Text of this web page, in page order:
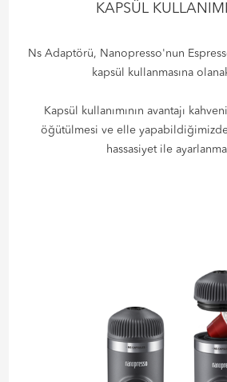
KAPSÜL
Ns Adaptörü, Nanopresso'nun
kapsül kullanmasına
Kapsül kullanımının avantajı
öğütülmesi ve elle
hassasiyet ile